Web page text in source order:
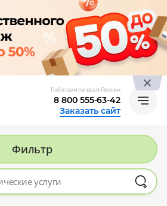
Работаем по всей России
8 800 555-63-42
Заказать сайт
Фильтр